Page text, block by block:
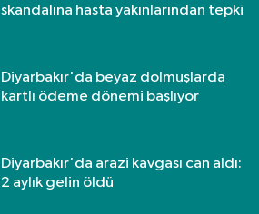
skandalına hasta yakınlarından tepki
Diyarbakır'da beyaz dolmuşlarda
kartlı ödeme dönemi başlıyor
Diyarbakır'da arazi kavgası can aldı:
2 aylık gelin öldü